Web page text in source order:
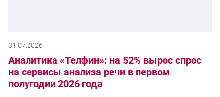
31.07.2026
Аналитика «Телфин»: на 52% вырос спрос
на сервисы анализа речи в первом
полугодии 2026 года